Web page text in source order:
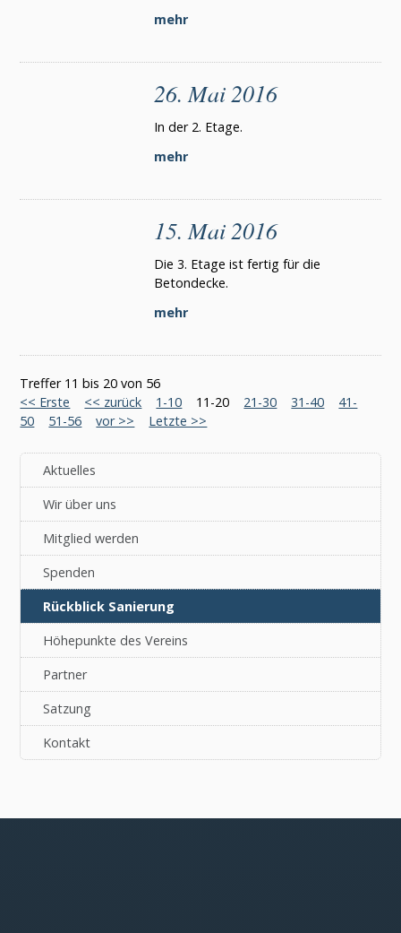
mehr
26. Mai 2016
In der 2. Etage.
mehr
15. Mai 2016
Die 3. Etage ist fertig für die
Betondecke.
mehr
Treffer 11 bis 20 von 56
<< Erste
<< zurück 1-10 11-20 21-30 31-40
41-
50
51-56 vor >> Letzte >>
Aktuelles
Wir über uns
Mitglied werden
Spenden
Rückblick Sanierung
Höhepunkte des Vereins
Partner
Satzung
Kontakt